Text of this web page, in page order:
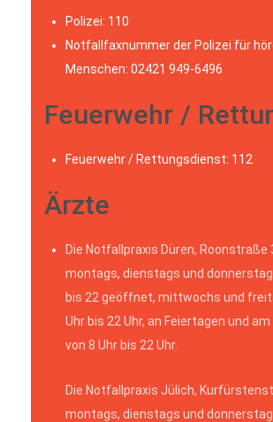
Polizei: 110
Notfallfaxnummer der Polizei für
Menschen: 02421 949-6496
Feuerwehr /
Feuerwehr / Rettungsdienst: 112
Ärzte
Die Notfallpraxis Düren, Roonstraße
montags, dienstags und
bis 22 geöffnet, mittwochs und
Uhr bis 22 Uhr, an Feiertagen und
von 8 Uhr bis 22 Uhr.
Die Notfallpraxis Jülich,
montags, dienstags und